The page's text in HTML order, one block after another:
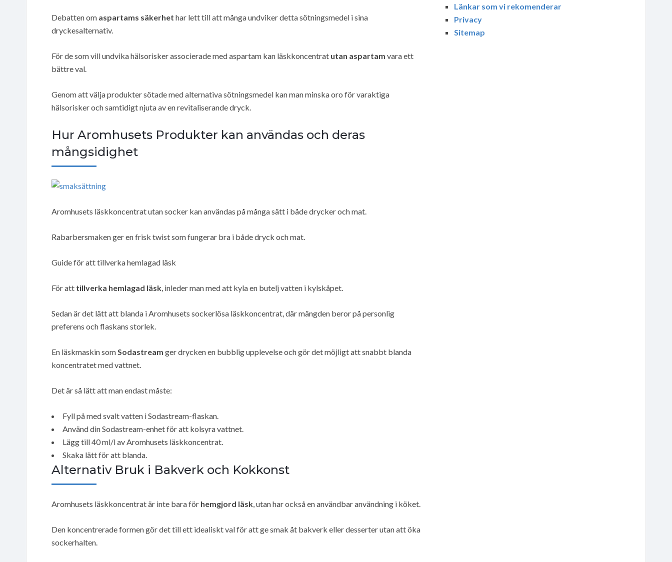
Debatten om aspartams säkerhet har lett till att många undviker detta sötningsmedel i sina
dryckesalternativ.
För de som vill undvika hälsorisker associerade med aspartam kan läskkoncentrat utan aspartam vara ett
bättre val.
Genom att välja produkter sötade med alternativa sötningsmedel kan man minska oro för varaktiga
hälsorisker och samtidigt njuta av en revitaliserande dryck.
Hur Aromhusets Produkter kan användas och deras
mångsidighet
Aromhusets läskkoncentrat utan socker kan användas på många sätt i både drycker och mat.
Rabarbersmaken ger en frisk twist som fungerar bra i både dryck och mat.
Guide för att tillverka hemlagad läsk
För att tillverka hemlagad läsk, inleder man med att kyla en butelj vatten i kylskåpet.
Sedan är det lätt att blanda i Aromhusets sockerlösa läskkoncentrat, där mängden beror på personlig
preferens och flaskans storlek.
En läskmaskin somSodastream ger drycken en bubblig upplevelse och gör det möjligt att snabbt blanda
koncentratet med vattnet.
Det är så lätt att man endast måste:
Fyll på med svalt vatten i Sodastream-flaskan.
Använd din Sodastream-enhet för att kolsyra vattnet.
Lägg till 40 ml/l av Aromhusets läskkoncentrat.
Skaka lätt för att blanda.
Alternativ Bruk i Bakverk och Kokkonst
Aromhusets läskkoncentrat är inte bara för hemgjord läsk, utan har också en användbar användning i köket.
Den koncentrerade formen gör det till ett idealiskt val för att ge smak åt bakverk eller desserter utan att öka
sockerhalten.
Länkar som vi rekomenderar
Privacy
Sitemap